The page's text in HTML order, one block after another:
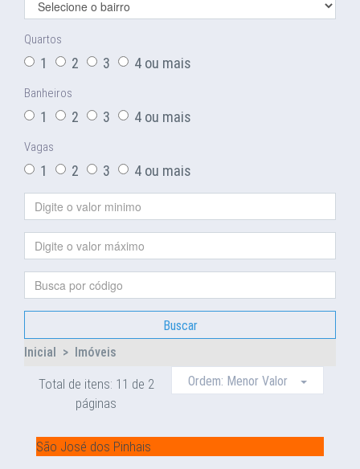
Quartos
1 2 3 4 ou mais
Banheiros
1 2 3 4 ou mais
Vagas
1 2 3 4 ou mais
Buscar
Inicial > Imóveis
Total de itens: 11 de 2
páginas
Ordem: Menor Valor
São José dos Pinhais